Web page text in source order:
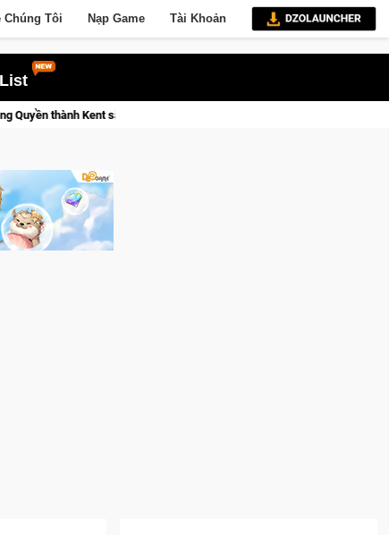
Chúng Tôi Nạp Game Tài Khoản
Medal Hunter: Game bắn súng PvP tọa độ đỉnh cao đưa bạn vào các